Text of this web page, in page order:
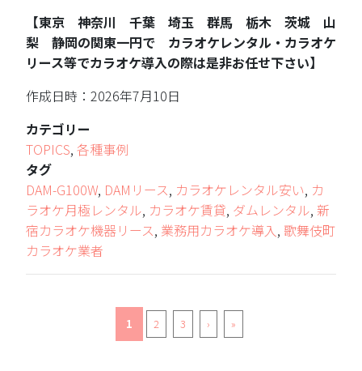
【東京 神奈川 千葉 埼玉 群馬 栃木 茨城 山
梨 静岡の関東一円で カラオケレンタル・カラオケ
リース等でカラオケ導入の際は是非お任せ下さい】
作成日時：2026年7月10日
カテゴリー
TOPICS, 各種事例
タグ
DAM-G100W, DAMリース, カラオケレンタル安い, カ
ラオケ月極レンタル, カラオケ賃貸, ダムレンタル, 新
宿カラオケ機器リース, 業務用カラオケ導入, 歌舞伎町
カラオケ業者
1 2 3 › »